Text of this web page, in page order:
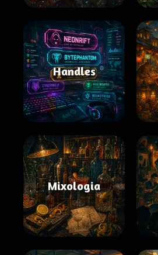
Handles
Mixologia